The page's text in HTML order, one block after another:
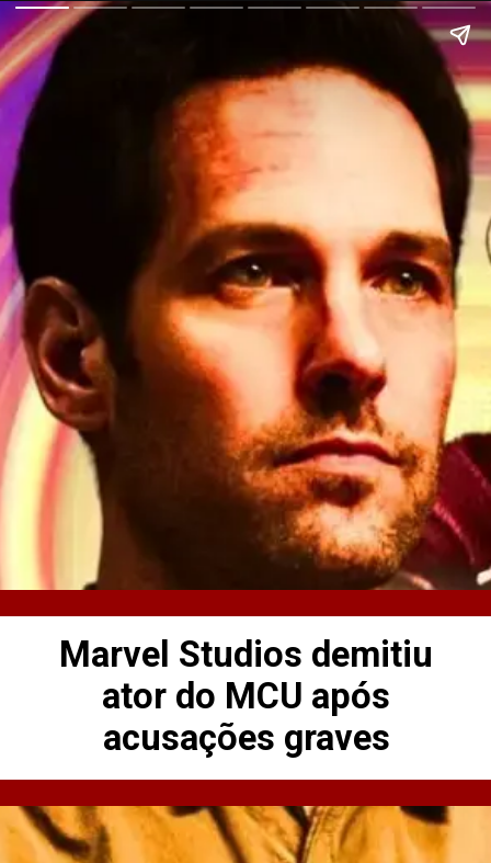
Marvel Studios demitiu
ator do MCU após
acusações graves